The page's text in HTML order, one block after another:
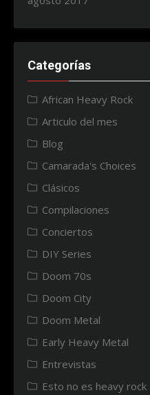
Categorías
African Heavy Rock
Articulo del mes
Blog
Camarada's Choices
Clásicos
Compilaciones
Conciertos
DIY Series
Doom 70s
Doom City
Doom Metal
Early Heavy Metal
Entrevistas
Esto no es heavy rock